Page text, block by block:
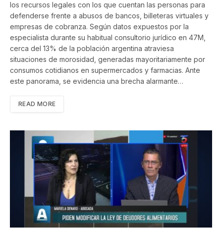
los recursos legales con los que cuentan las personas para
defenderse frente a abusos de bancos, billeteras virtuales y
empresas de cobranza. Según datos expuestos por la
especialista durante su habitual consultorio jurídico en 47M,
cerca del 13% de la población argentina atraviesa
situaciones de morosidad, generadas mayoritariamente por
consumos cotidianos en supermercados y farmacias. Ante
este panorama, se evidencia una brecha alarmante…
READ MORE